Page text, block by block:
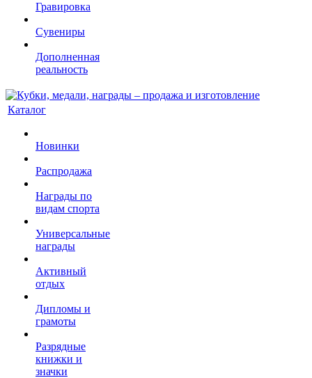
Гравировка
Сувениры
Дополненная
реальность
Каталог
Новинки
Распродажа
Награды по
видам спорта
Универсальные
награды
Активный
отдых
Дипломы и
грамоты
Разрядные
книжки и
значки